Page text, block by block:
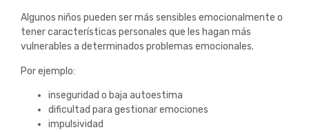
Algunos niños pueden ser más sensibles emocionalmente o
tener características personales que les hagan más
vulnerables a determinados problemas emocionales.
Por ejemplo:
inseguridad o baja autoestima
dificultad para gestionar emociones
impulsividad